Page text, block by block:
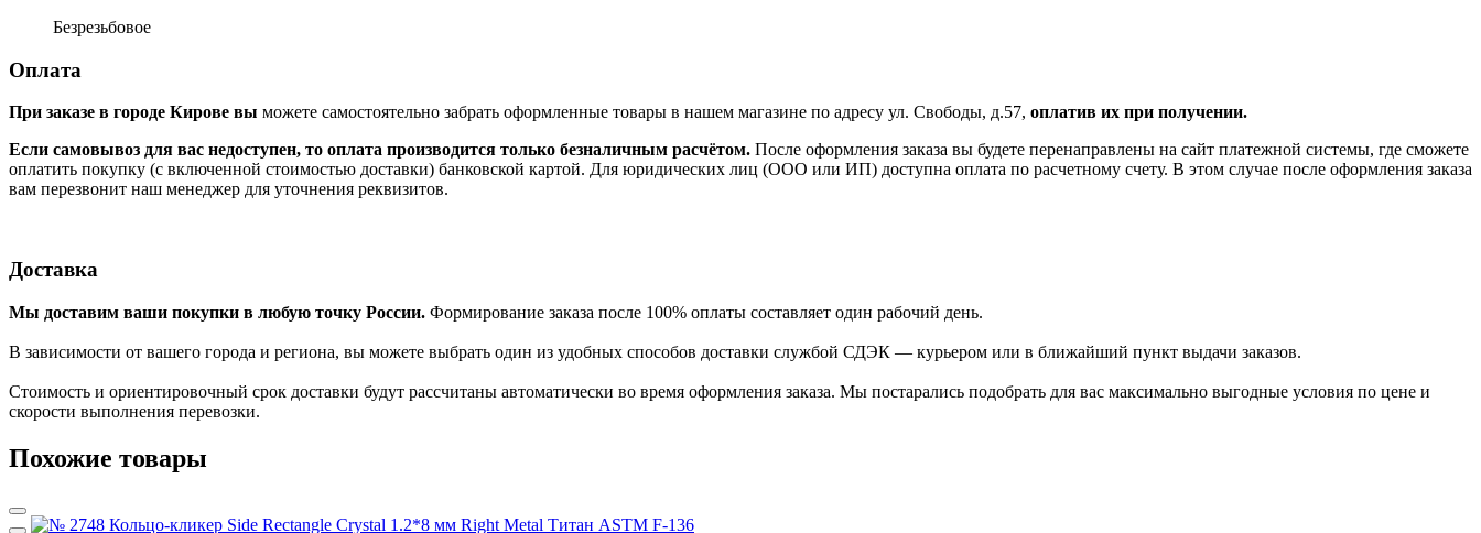
Безрезьбовое
Оплата
При заказе в городе Кирове вы можете самостоятельно забрать оформленные товары в нашем магазине по адресу ул. Свободы, д.57, оплатив их при получении.
Если самовывоз для вас недоступен, то оплата производится только безналичным расчётом. После оформления заказа вы будете перенаправлены на сайт платежной системы, где сможете
оплатить покупку (с включенной стоимостью доставки) банковской картой. Для юридических лиц (ООО или ИП) доступна оплата по расчетному счету. В этом случае после оформления заказа
вам перезвонит наш менеджер для уточнения реквизитов.
Доставка
Мы доставим ваши покупки в любую точку России. Формирование заказа после 100% оплаты составляет один рабочий день.
В зависимости от вашего города и региона, вы можете выбрать один из удобных способов доставки службой СДЭК — курьером или в ближайший пункт выдачи заказов.
Стоимость и ориентировочный срок доставки будут рассчитаны автоматически во время оформления заказа. Мы постарались подобрать для вас максимально выгодные условия по цене и
скорости выполнения перевозки.
Похожие товары